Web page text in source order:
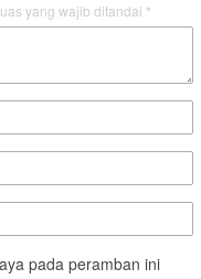
yang wajib ditandai *
pada peramban ini